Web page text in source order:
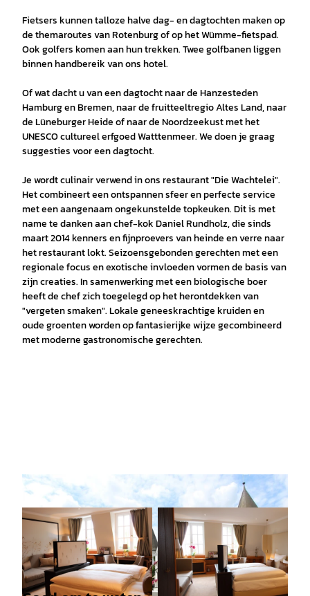
Fietsers kunnen talloze halve dag- en dagtochten maken op
de themaroutes van Rotenburg of op het Wümme-fietspad.
Ook golfers komen aan hun trekken. Twee golfbanen liggen
binnen handbereik van ons hotel.
Of wat dacht u van een dagtocht naar de Hanzesteden
Hamburg en Bremen, naar de fruitteeltregio Altes Land, naar
de Lüneburger Heide of naar de Noordzeekust met het
UNESCO cultureel erfgoed Watttenmeer. We doen je graag
suggesties voor een dagtocht.
Je wordt culinair verwend in ons restaurant "Die Wachtelei".
Het combineert een ontspannen sfeer en perfecte service
met een aangenaam ongekunstelde topkeuken. Dit is met
name te danken aan chef-kok Daniel Rundholz, die sinds
maart 2014 kenners en fijnproevers van heinde en verre naar
het restaurant lokt. Seizoensgebonden gerechten met een
regionale focus en exotische invloeden vormen de basis van
zijn creaties. In samenwerking met een biologische boer
heeft de chef zich toegelegd op het herontdekken van
"vergeten smaken". Lokale geneeskrachtige kruiden en
oude groenten worden op fantasierijke wijze gecombineerd
met moderne gastronomische gerechten.